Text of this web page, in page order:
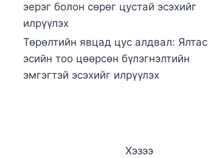
эерэг болон сөрөг цустай эсэхийг
илрүүлэх
Төрөлтийн явцад цус алдвал: Ялтас
эсийн тоо цөөрсөн бүлэгнэлтийн
эмгэгтэй эсэхийг илрүүлэх
Хэзээ